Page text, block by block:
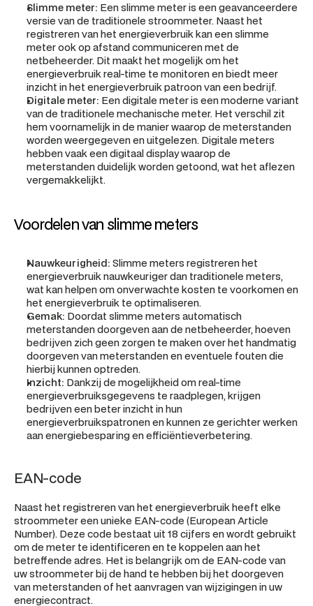
Slimme meter: Een slimme meter is een geavanceerdere
versie van de traditionele stroommeter. Naast het
registreren van het energieverbruik kan een slimme
meter ook op afstand communiceren met de
netbeheerder. Dit maakt het mogelijk om het
energieverbruik real-time te monitoren en biedt meer
inzicht in het energieverbruik patroon van een bedrijf.
Digitale meter: Een digitale meter is een moderne variant
van de traditionele mechanische meter. Het verschil zit
hem voornamelijk in de manier waarop de meterstanden
worden weergegeven en uitgelezen. Digitale meters
hebben vaak een digitaal display waarop de
meterstanden duidelijk worden getoond, wat het aflezen
vergemakkelijkt.
Voordelen van slimme meters
Nauwkeurigheid: Slimme meters registreren het
energieverbruik nauwkeuriger dan traditionele meters,
wat kan helpen om onverwachte kosten te voorkomen en
het energieverbruik te optimaliseren.
Gemak: Doordat slimme meters automatisch
meterstanden doorgeven aan de netbeheerder, hoeven
bedrijven zich geen zorgen te maken over het handmatig
doorgeven van meterstanden en eventuele fouten die
hierbij kunnen optreden.
Inzicht: Dankzij de mogelijkheid om real-time
energieverbruiksgegevens te raadplegen, krijgen
bedrijven een beter inzicht in hun
energieverbruikspatronen en kunnen ze gerichter werken
aan energiebesparing en efficiëntieverbetering.
EAN-code
Naast het registreren van het energieverbruik heeft elke
stroommeter een unieke EAN-code (European Article
Number). Deze code bestaat uit 18 cijfers en wordt gebruikt
om de meter te identificeren en te koppelen aan het
betreffende adres. Het is belangrijk om de EAN-code van
uw stroommeter bij de hand te hebben bij het doorgeven
van meterstanden of het aanvragen van wijzigingen in uw
energiecontract.